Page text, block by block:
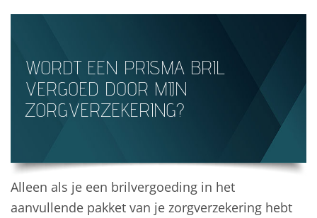
WORDT EEN PRISMA BRIL
VERGOED DOOR MIJN
ZORGVERZEKERING?
Alleen als je een brilvergoeding in het
aanvullende pakket van je zorgverzekering hebt